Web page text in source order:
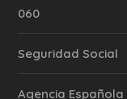
060
Seguridad Social
Agencia